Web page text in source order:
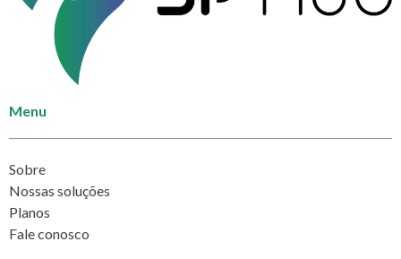
Menu
Sobre
Nossas soluções
Planos
Fale conosco